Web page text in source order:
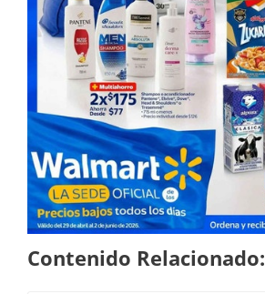
Contenido Relacionado: